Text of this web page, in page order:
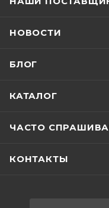
НОВОСТИ
БЛОГ
КАТАЛОГ
ЧАСТО
КОНТАКТЫ